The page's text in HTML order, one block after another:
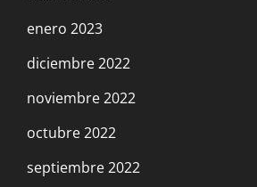
enero 2023
diciembre 2022
noviembre 2022
octubre 2022
septiembre 2022